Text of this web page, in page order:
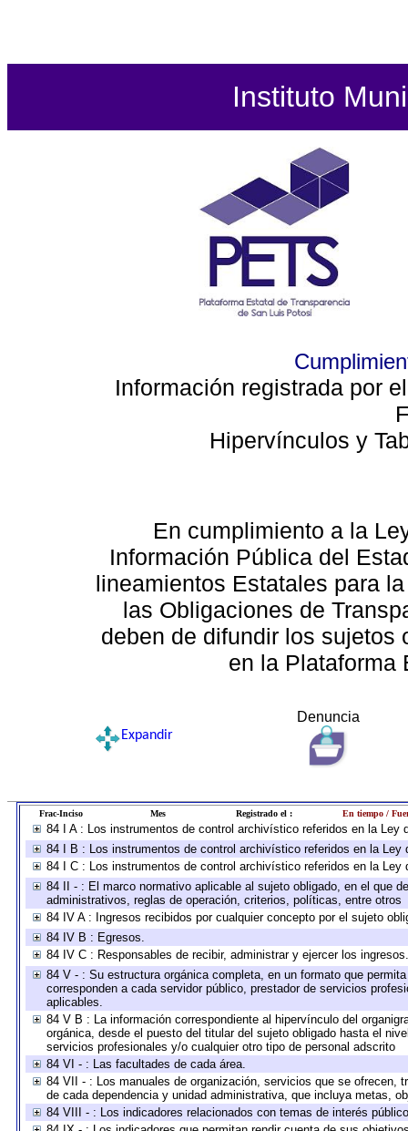
Instituto
Información registrada por
Hipervínculos y
En cumplimiento a la
Información Pública del
lineamientos Estatales para
las Obligaciones de
deben de difundir los sujetos
en la Plataforma
Denuncia
Expandir
Frac-Inciso Mes Registrado el : En tiempo /
84 I A : Los instrumentos de control archivístico referidos en la
84 I B : Los instrumentos de control archivístico referidos en la
84 I C : Los instrumentos de control archivístico referidos en la
84 II - : El marco normativo aplicable al sujeto obligado, en el que
administrativos, reglas de operación, criterios, políticas, entre otros
84 IV A : Ingresos recibidos por cualquier concepto por el sujeto
84 IV B : Egresos.
84 IV C : Responsables de recibir, administrar y ejercer los ingresos.
84 V - : Su estructura orgánica completa, en un formato que
corresponden a cada servidor público, prestador de servicios
aplicables.
84 V B : La información correspondiente al hipervínculo del
orgánica, desde el puesto del titular del sujeto obligado hasta el
servicios profesionales y/o cualquier otro tipo de personal adscrito
84 VI - : Las facultades de cada área.
84 VII - : Los manuales de organización, servicios que se
de cada dependencia y unidad administrativa, que incluya metas,
84 VIII - : Los indicadores relacionados con temas de interés